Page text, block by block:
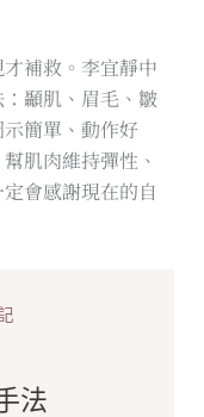
補救。李宜靜中
顳肌、眉毛、皺
簡單、動作好
肌肉維持彈性、
會感謝現在的自
法